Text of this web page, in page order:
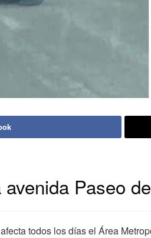
Paseo
todos los días el Área